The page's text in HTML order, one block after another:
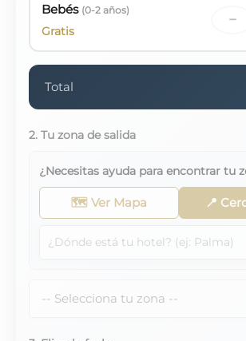
Bebés (0-2 años)
Gratis
−
Total
2. Tu zona de salida
¿Necesitas ayuda para encontrar tu
🗺️ Ver Mapa 📍